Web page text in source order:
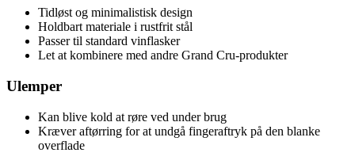
Tidløst og minimalistisk design
Holdbart materiale i rustfrit stål
Passer til standard vinflasker
Let at kombinere med andre Grand Cru-produkter
Ulemper
Kan blive kold at røre ved under brug
Kræver aftørring for at undgå fingeraftryk på den blanke
overflade